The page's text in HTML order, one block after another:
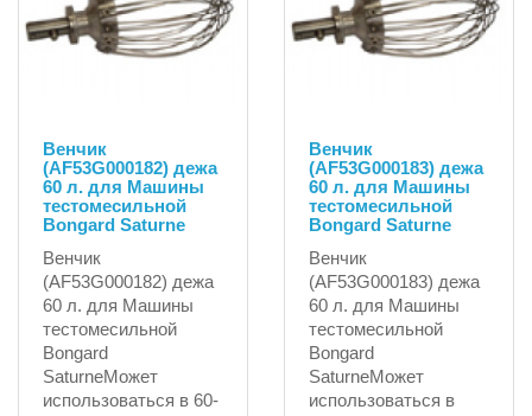
Венчик
(AF53G000182) дежа
60 л. для Машины
тестомесильной
Bongard Saturne
Венчик
(AF53G000182) дежа
60 л. для Машины
тестомесильной
Bongard
SaturneМожет
использоваться в 60-
Венчик
(AF53G000183) дежа
60 л. для Машины
тестомесильной
Bongard Saturne
Венчик
(AF53G000183) дежа
60 л. для Машины
тестомесильной
Bongard
SaturneМожет
использоваться в